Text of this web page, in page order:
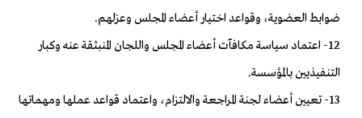
ضوابط العضوية، وقواعد اختيار أعضاء المجلس وعزلهم.
12- اعتماد سياسة مكافآت أعضاء المجلس واللجان المنبثقة عنه وكبار
التنفيذيين بالمؤسسة.
13- تعيين أعضاء لجنة المراجعة والالتزام، واعتماد قواعد عملها ومهماتها